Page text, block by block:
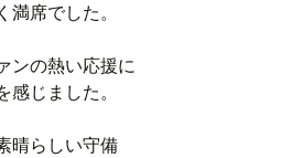
満席でした。
ンの熱い応援に
感じました。
晴らしい守備